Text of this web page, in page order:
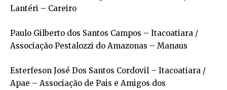
Lantéri – Careiro
Paulo Gilberto dos Santos Campos – Itacoatiara /
Associação Pestalozzi do Amazonas – Manaus
Esterfeson José Dos Santos Cordovil – Itacoatiara /
Apae – Associação de Pais e Amigos dos